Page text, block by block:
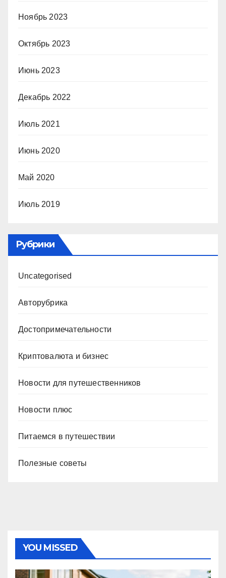
Ноябрь 2023
Октябрь 2023
Июнь 2023
Декабрь 2022
Июль 2021
Июнь 2020
Май 2020
Июль 2019
Рубрики
Uncategorised
Авторубрика
Достопримечательности
Криптовалюта и бизнес
Новости для путешественников
Новости плюс
Питаемся в путешествии
Полезные советы
YOU MISSED